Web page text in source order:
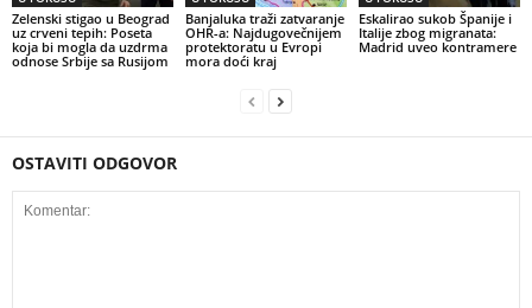
Zelenski stigao u Beograd
uz crveni tepih: Poseta
koja bi mogla da uzdrma
odnose Srbije sa Rusijom
Banjaluka traži zatvaranje
OHR-a: Najdugovečnijem
protektoratu u Evropi
mora doći kraj
Eskalirao sukob Španije i
Italije zbog migranata:
Madrid uveo kontramere
OSTAVITI ODGOVOR